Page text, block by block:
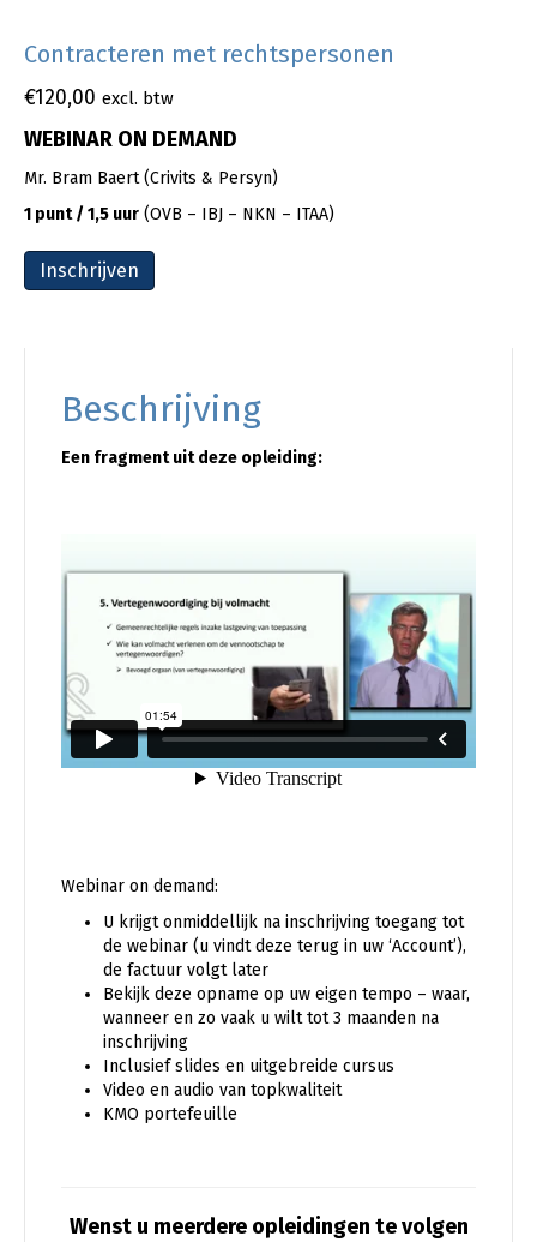
Contracteren met rechtspersonen
€120,00 excl. btw
WEBINAR ON DEMAND
Mr. Bram Baert (Crivits & Persyn)
1 punt / 1,5 uur (OVB – IBJ – NKN – ITAA)
Inschrijven
Beschrijving
Een fragment uit deze opleiding:
Webinar on demand:
U krijgt onmiddellijk na inschrijving toegang tot
de webinar (u vindt deze terug in uw ‘Account’),
de factuur volgt later
Bekijk deze opname op uw eigen tempo – waar,
wanneer en zo vaak u wilt tot 3 maanden na
inschrijving
Inclusief slides en uitgebreide cursus
Video en audio van topkwaliteit
KMO portefeuille
Wenst u meerdere opleidingen te volgen